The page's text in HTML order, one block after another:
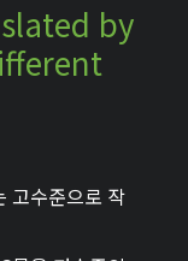
by
고수준으로 작